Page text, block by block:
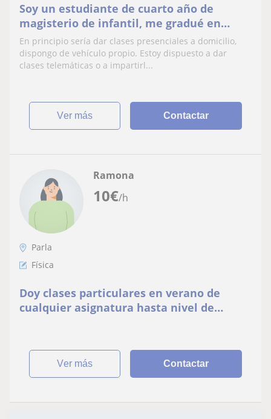
Soy un estudiante de cuarto año de
magisterio de infantil, me gradué en
bachillerato de ciencias de la salud.
Instituto y primaria
En principio sería dar clases presenciales a domicilio,
dispongo de vehículo propio. Estoy dispuesto a dar
clases telemáticas o a impartirl...
ver más Contactar
10€/h
Ramona
Parla
Física
Doy clases particulares en verano de
cualquier asignatura hasta nivel de
ver más Contactar